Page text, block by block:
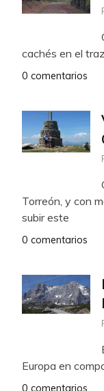
cachés en el
0 comentarios
Torreón, y con
subir este
0 comentarios
Europa en
0 comentarios